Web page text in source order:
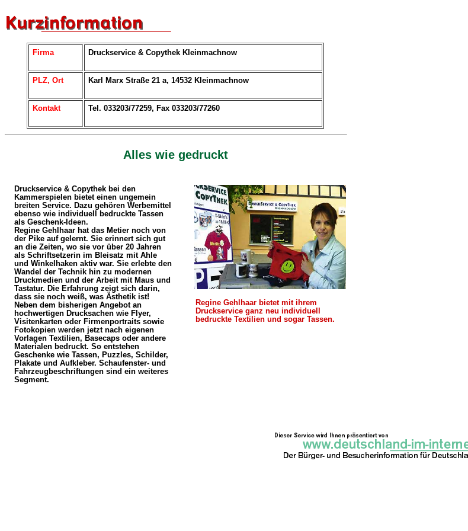
Firma Druckservice & Copythek Kleinmachnow
PLZ, Ort Karl Marx Straße 21 a, 14532 Kleinmachnow
Kontakt Tel. 033203/77259, Fax 033203/77260
Alles wie gedruckt
Druckservice & Copythek bei den
Kammerspielen bietet einen ungemein
breiten Service. Dazu gehören Werbemittel
ebenso wie individuell bedruckte Tassen
als Geschenk-Ideen.
Regine Gehlhaar hat das Metier noch von
der Pike auf gelernt. Sie erinnert sich gut
an die Zeiten, wo sie vor über 20 Jahren
als Schriftsetzerin im Bleisatz mit Ahle
und Winkelhaken aktiv war. Sie erlebte den
Wandel der Technik hin zu modernen
Druckmedien und der Arbeit mit Maus und
Tastatur. Die Erfahrung zeigt sich darin,
dass sie noch weiß, was Ästhetik ist!
Neben dem bisherigen Angebot an
hochwertigen Drucksachen wie Flyer,
Visitenkarten oder Firmenportraits sowie
Fotokopien werden jetzt nach eigenen
Vorlagen Textilien, Basecaps oder andere
Materialen bedruckt. So entstehen
Geschenke wie Tassen, Puzzles, Schilder,
Plakate und Aufkleber. Schaufenster- und
Fahrzeugbeschriftungen sind ein weiteres
Segment.
Regine Gehlhaar bietet mit ihrem
Druckservice ganz neu individuell
bedruckte Textilien und sogar Tassen.